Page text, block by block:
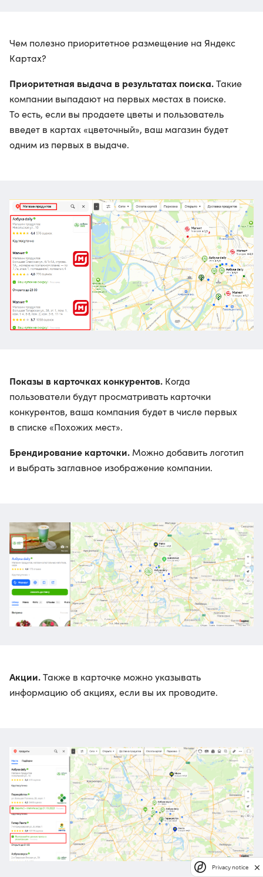
Чем полезно приоритетное размещение на Яндекс
Картах?
Приоритетная выдача в результатах поиска.Такие
компании выпадают на первых местах в поиске.
То есть, если вы продаете цветы и пользователь
введет в картах «цветочный», ваш магазин будет
одним из первых в выдаче.
Показы в карточках конкурентов. Когда
пользователи будут просматривать карточки
конкурентов, ваша компания будет в числе первых
в списке «Похожих мест».
Брендирование карточки. Можно добавить логотип
и выбрать заглавное изображение компании.
Акции.Также в карточке можно указывать
информацию об акциях, если вы их проводите.
Privacy notice